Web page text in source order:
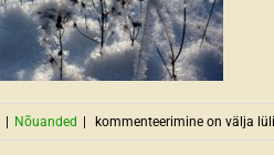
Nõuanded
Püsilillede
kommenteerimine on välja